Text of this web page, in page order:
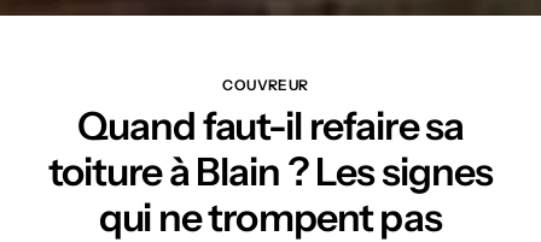
COUVREUR
Quand faut-il refaire sa
toiture à Blain ? Les signes
qui ne trompent pas